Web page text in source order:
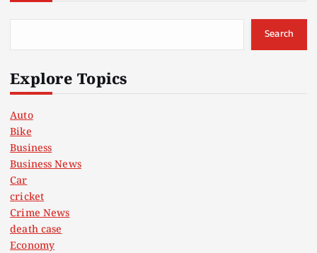
Search
Explore Topics
Auto
Bike
Business
Business News
Car
cricket
Crime News
death case
Economy